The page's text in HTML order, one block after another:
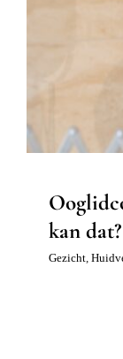
kan dat?
Gezicht